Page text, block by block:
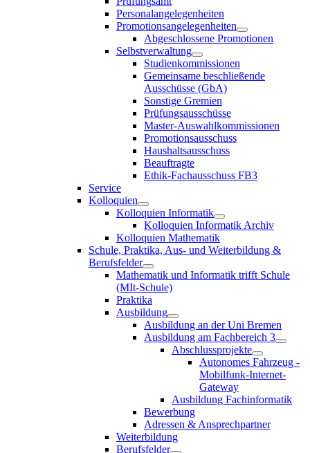
Personalangelegenheiten
Promotionsangelegenheiten
Abgeschlossene Promotionen
Selbstverwaltung
Studienkommissionen
Gemeinsame beschließende
Ausschüsse (GbA)
Sonstige Gremien
Prüfungsausschüsse
Master-Auswahlkommissionen
Promotionsausschuss
Haushaltsausschuss
Beauftragte
Ethik-Fachausschuss FB3
Service
Kolloquien
Kolloquien Informatik
Kolloquien Informatik Archiv
Kolloquien Mathematik
Schule, Praktika, Aus- und Weiterbildung &
Berufsfelder
Mathematik und Informatik trifft Schule
(MIt-Schule)
Praktika
Ausbildung
Ausbildung an der Uni Bremen
Ausbildung am Fachbereich 3
Abschlussprojekte
Autonomes Fahrzeug -
Mobilfunk-Internet-
Gateway
Ausbildung Fachinformatik
Bewerbung
Adressen & Ansprechpartner
Weiterbildung
Berufsfelder